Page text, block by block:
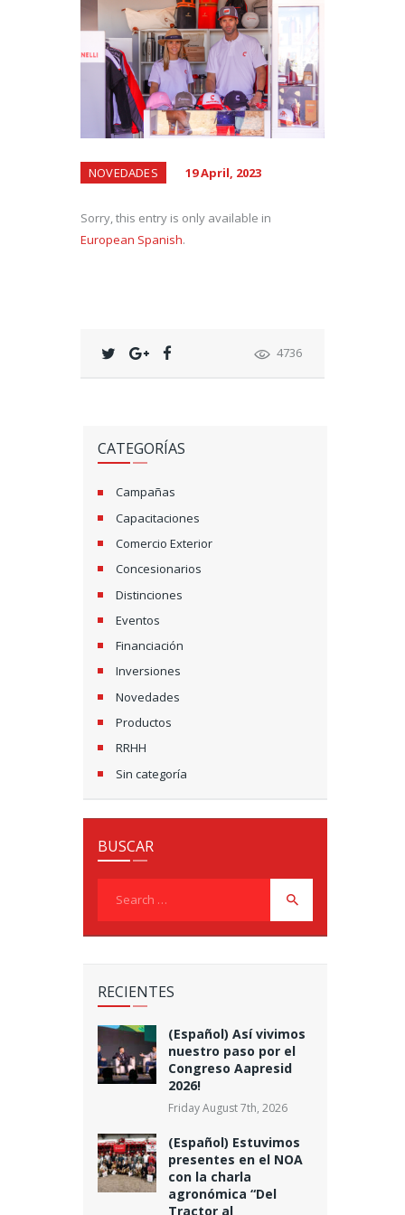
NOVEDADES 19 April, 2023
Sorry, this entry is only available in
European Spanish.
4736
CATEGORÍAS
Campañas
Capacitaciones
Comercio Exterior
Concesionarios
Distinciones
Eventos
Financiación
Inversiones
Novedades
Productos
RRHH
Sin categoría
BUSCAR
RECIENTES
(Español) Así vivimos
nuestro paso por el
Congreso Aapresid
2026!
Friday August 7th, 2026
(Español) Estuvimos
presentes en el NOA
con la charla
agronómica “Del
Tractor al